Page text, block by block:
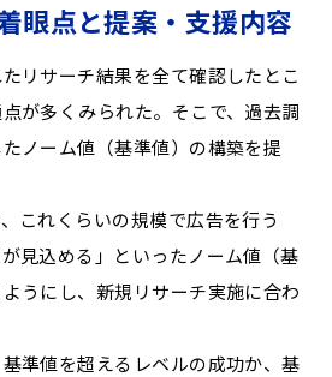
眼点と提案・支援内容
リサーチ結果を全て確認したとこ
が多くみられた。そこで、過去調
ノーム値（基準値）の構築を提
これくらいの規模で広告を行う
見込める」といったノーム値（基
うにし、新規リサーチ実施に合わ
準値を超えるレベルの成功か、基